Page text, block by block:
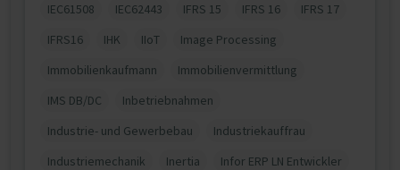
IEC61508
IEC62443 IFRS 15 IFRS 16
IFRS 17
IFRS16
IHK IIoT
Image Processing
Immobilienkaufmann
Immobilienvermittlung
IMS DB/DC
Inbetriebnahmen
Industrie- und Gewerbebau
Industriekauffrau
Industriemechanik
Inertia
Infor ERP LN Entwickler